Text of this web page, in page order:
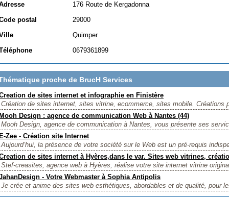
176 Route de Kergadonna
postal
29000
Quimper
0679361899
proche de BrucH Services
de sites internet et infographie en Finistère
Création de sites internet, sites vitrine, ecommerce, sites mobile. Créations
Design : agence de communication Web à Nantes (44)
Mooh Design, agence de communication à Nantes, vous présente ses
Zee - Création site Internet
Aujourd’hui, la présence de votre société sur le Web est un pré-requis
de sites internet à Hyères,dans le var. Sites web vitrines,
Stef-creasites, agence web à Hyères, réalise votre site internet vitrine
- Votre Webmaster à Sophia Antipolis
Je crée et anime des sites web esthétiques, abordables et de qualité, pour